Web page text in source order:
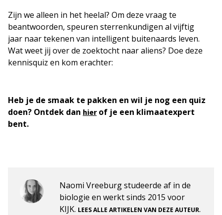
Zijn we alleen in het heelal? Om deze vraag te
beantwoorden, speuren sterrenkundigen al vijftig
jaar naar tekenen van intelligent buitenaards leven.
Wat weet jij over de zoektocht naar aliens? Doe deze
kennisquiz en kom erachter:
Heb je de smaak te pakken en wil je nog een quiz
doen? Ontdek dan hierof je een klimaatexpert
bent.
Naomi Vreeburg studeerde af in de
biologie en werkt sinds 2015 voor
KIJK. LEES ALLE ARTIKELEN VAN DEZE AUTEUR.